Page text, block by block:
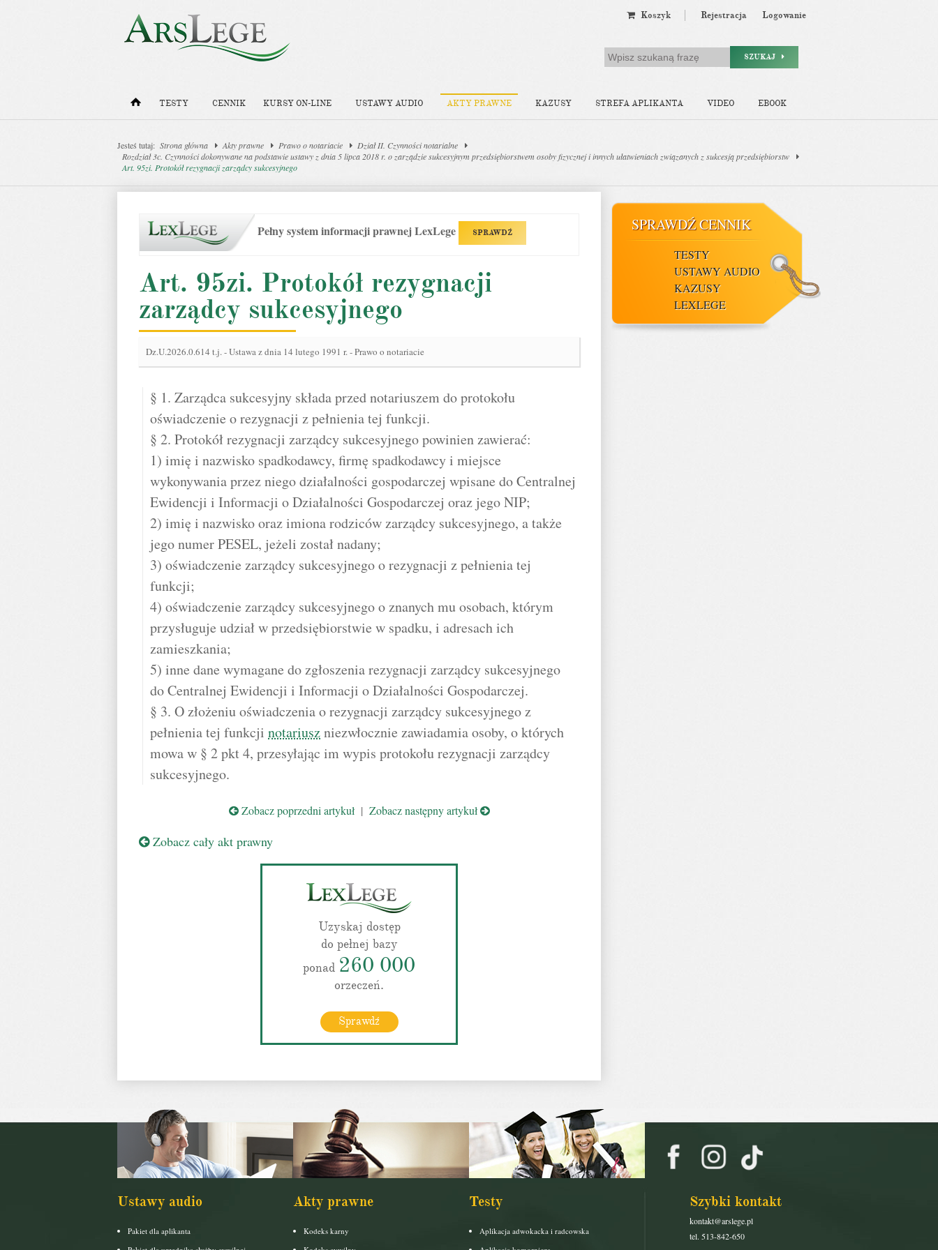
Koszyk Rejestracja Logowanie
SZUKAJ
TESTY CENNIK KURSY ON-LINE USTAWY AUDIO AKTY PRAWNE KAZUSY STREFA APLIKANTA VIDEO EBOOK
Jesteś tutaj: Strona główna Akty prawne Prawo o notariacie
Dział II. Czynności notarialne
Rozdział 3c. Czynności dokonywane na podstawie ustawy z dnia 5 lipca 2018 r. o zarządzie sukcesyjnym przedsiębiorstwem osoby fizycznej i innych ułatwieniach związanych z sukcesją przedsiębiorstw
Art. 95zi. Protokół rezygnacji zarządcy sukcesyjnego
Pełny system informacji prawnej LexLege SPRAWDŹ
Art. 95zi. Protokół rezygnacji
zarządcy sukcesyjnego
Dz.U.2026.0.614 t.j.-Ustawa z dnia 14 lutego 1991 r. - Prawo o notariacie
§ 1. Zarządca sukcesyjny składa przed notariuszem do protokołu
oświadczenie o rezygnacji z pełnienia tej funkcji.
§ 2. Protokół rezygnacji zarządcy sukcesyjnego powinien zawierać:
1) imię i nazwisko spadkodawcy, firmę spadkodawcy i miejsce
wykonywania przez niego działalności gospodarczej wpisane do Centralnej
Ewidencji i Informacji o Działalności Gospodarczej oraz jego NIP;
2) imię i nazwisko oraz imiona rodziców zarządcy sukcesyjnego, a także
jego numer PESEL, jeżeli został nadany;
3) oświadczenie zarządcy sukcesyjnego o rezygnacji z pełnienia tej
funkcji;
4) oświadczenie zarządcy sukcesyjnego o znanych mu osobach, którym
przysługuje udział w przedsiębiorstwie w spadku, i adresach ich
zamieszkania;
5) inne dane wymagane do zgłoszenia rezygnacji zarządcy sukcesyjnego
do Centralnej Ewidencji i Informacji o Działalności Gospodarczej.
§ 3. O złożeniu oświadczenia o rezygnacji zarządcy sukcesyjnego z
pełnienia tej funkcji notariuszniezwłocznie zawiadamia osoby, o których
mowa w § 2 pkt 4, przesyłając im wypis protokołu rezygnacji zarządcy
sukcesyjnego.
Zobacz poprzedni artykuł| Zobacz następny artykuł
Zobacz cały akt prawny
Uzyskaj dostęp
do pełnej bazy
ponad 260 000
orzeczeń.
Sprawdź
SPRAWDŹ CENNIK
TESTY
USTAWY AUDIO
KAZUSY
LEXLEGE
Ustawy audio
Pakiet dla aplikanta
Akty prawne
Kodeks karny
Testy
Aplikacja adwokacka i radcowska
Szybki kontakt
kontakt@arslege.pl
tel. 513-842-650